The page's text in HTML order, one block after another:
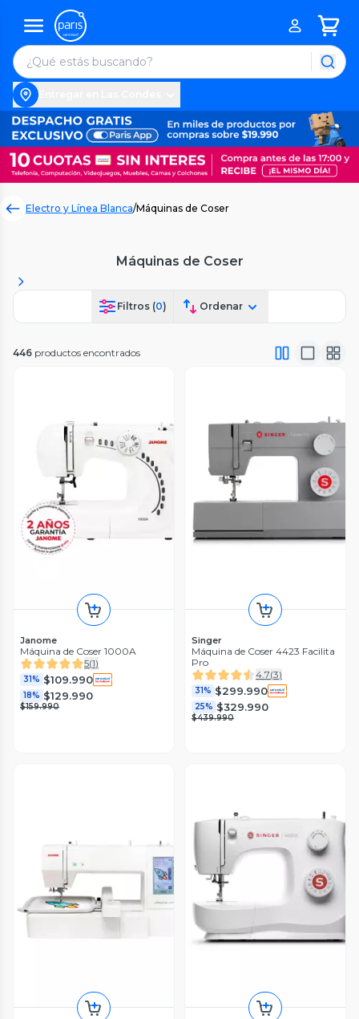
Electro y Línea Blanca/Máquinas de Coser
Máquinas de Coser
Filtros (0) Ordenar
446 productos encontrados
Janome
Máquina de Coser 1000A
5(1)
31% $109.990
18% $129.990
$159.990
Singer
Máquina de Coser 4423 Facilita
Pro
4.7(3)
31% $299.990
25% $329.990
$439.990